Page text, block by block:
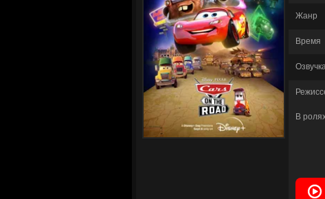
Жанр
Время
В